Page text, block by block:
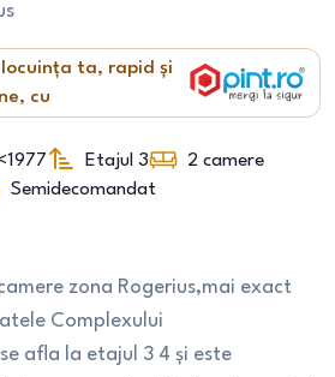
ta, rapid și
cu
Etajul 3 2 camere
Semidecomandat
zona Rogerius,mai exact
Complexului
afla la etajul 3 4 și este